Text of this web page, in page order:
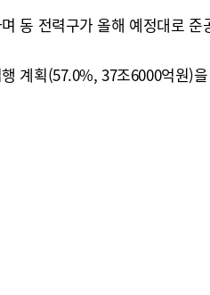
동 전력구가 올해 예정대로
계획(57.0%, 37조6000억원)